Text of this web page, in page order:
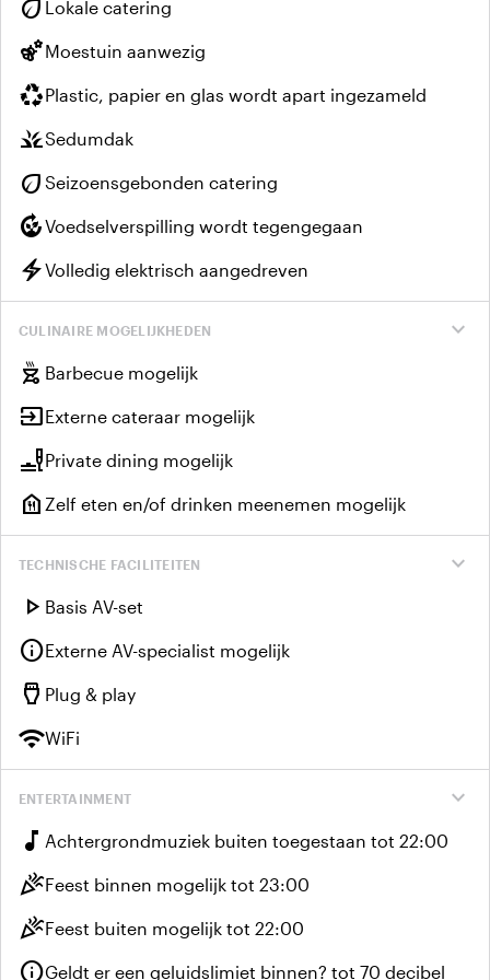
eco Lokale catering
emoji_natureMoestuin aanwezig
recyclingPlastic, papier en glas wordt apart ingezameld
grassSedumdak
eco Seizoensgebonden catering
compostVoedselverspilling wordt tegengegaan
electric_boltVolledig elektrisch aangedreven
expand_more
CULINAIRE MOGELIJKHEDEN
outdoor_grill Barbecue mogelijk
inputExterne cateraar mogelijk
brunch_diningPrivate dining mogelijk
food_bank Zelf eten en/of drinken meenemen mogelijk
expand_more
TECHNISCHE FACILITEITEN
play_arrow Basis AV-set
infoExterne AV-specialist mogelijk
settings_input_hdmi Plug & play
wifiWiFi
expand_more
ENTERTAINMENT
music_note Achtergrondmuziek buiten toegestaan tot 22:00
celebrationFeest binnen mogelijk tot 23:00
celebrationFeest buiten mogelijk tot 22:00
infoGeldt er een geluidslimiet binnen? tot 70 decibel